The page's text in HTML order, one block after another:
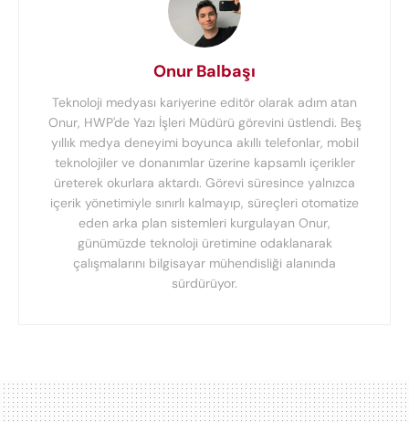
Onur Balbaşı
Teknoloji medyası kariyerine editör olarak adım atan
Onur, HWP'de Yazı İşleri Müdürü görevini üstlendi. Beş
yıllık medya deneyimi boyunca akıllı telefonlar, mobil
teknolojiler ve donanımlar üzerine kapsamlı içerikler
üreterek okurlara aktardı. Görevi süresince yalnızca
içerik yönetimiyle sınırlı kalmayıp, süreçleri otomatize
eden arka plan sistemleri kurgulayan Onur,
günümüzde teknoloji üretimine odaklanarak
çalışmalarını bilgisayar mühendisliği alanında
sürdürüyor.